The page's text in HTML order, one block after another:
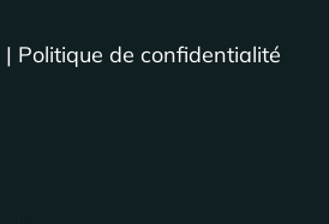
| Politique de confidentialité